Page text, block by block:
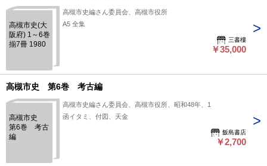
高槻市史(大
阪府) 1～6巻
揃7冊 1980
高槻市史編さん委員会、高槻市役所
A5 全集
三書樓
￥35,000
高槻市史 第6巻 考古編
高槻市史
第6巻 考古
編
高槻市史編さん委員会、高槻市役所、昭和48年、1
函イタミ、付図、天金
飯島書店
￥2,700